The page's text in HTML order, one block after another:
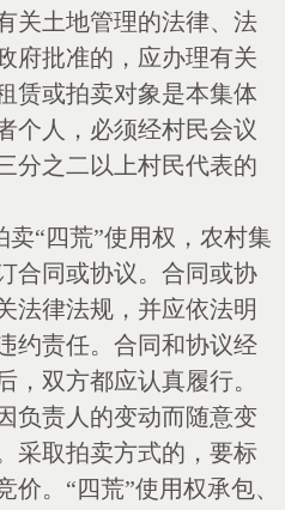
关土地管理的法律、法
府批准的，应办理有关
赁或拍卖对象是本集体
个人，必须经村民会议
分之二以上村民代表的
“四荒”使用权，农村集
合同或协议。合同或协
法律法规，并应依法明
约责任。合同和协议经
，双方都应认真履行。
负责人的变动而随意变
采取拍卖方式的，要标
。“四荒”使用权承包、